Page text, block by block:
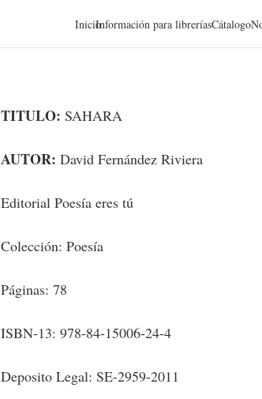
InicioInformación para libreríasCátalogo
TITULO: SAHARA
AUTOR: David Fernández Riviera
Editorial Poesía eres tú
Colección: Poesía
Páginas: 78
ISBN-13: 978-84-15006-24-4
Deposito Legal: SE-2959-2011